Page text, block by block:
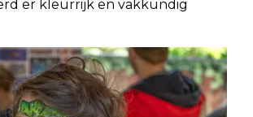
er kleurrijk en vakkundig